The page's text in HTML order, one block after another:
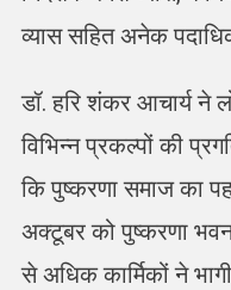
व्यास सहित अनेक
डॉ. हरि शंकर आचार्य ने
विभिन्न प्रकल्पों की
कि पुष्करणा समाज का
अक्टूबर को पुष्करणा
से अधिक कार्मिकों ने